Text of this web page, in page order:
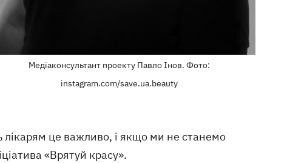
Медіаконсультант проекту Павло Інов. Фото:
instagram.com/save.ua.beauty
лікарям це важливо, і якщо ми не станемо
«Врятуй красу».